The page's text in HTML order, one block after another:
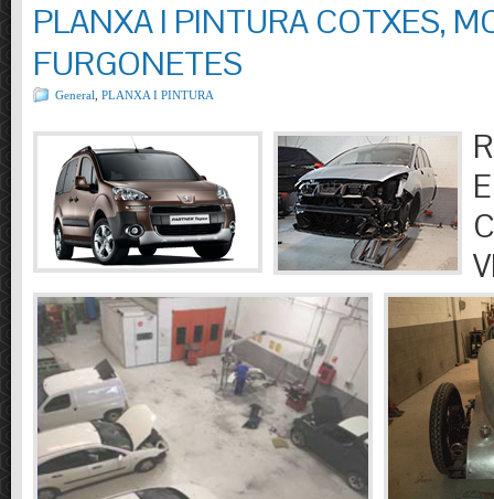
PLANXA I PINTURA COTXES,
FURGONETES
General PLANXA I PINTURA